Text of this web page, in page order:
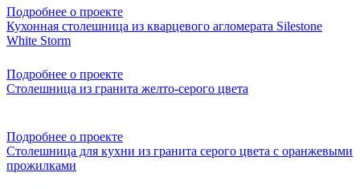
Подробнее о проекте
Кухонная столешница из кварцевого агломерата Silestone
White Storm
Подробнее о проекте
Столешница из гранита желто-серого цвета
Подробнее о проекте
Столешница для кухни из гранита серого цвета с оранжевыми
прожилками